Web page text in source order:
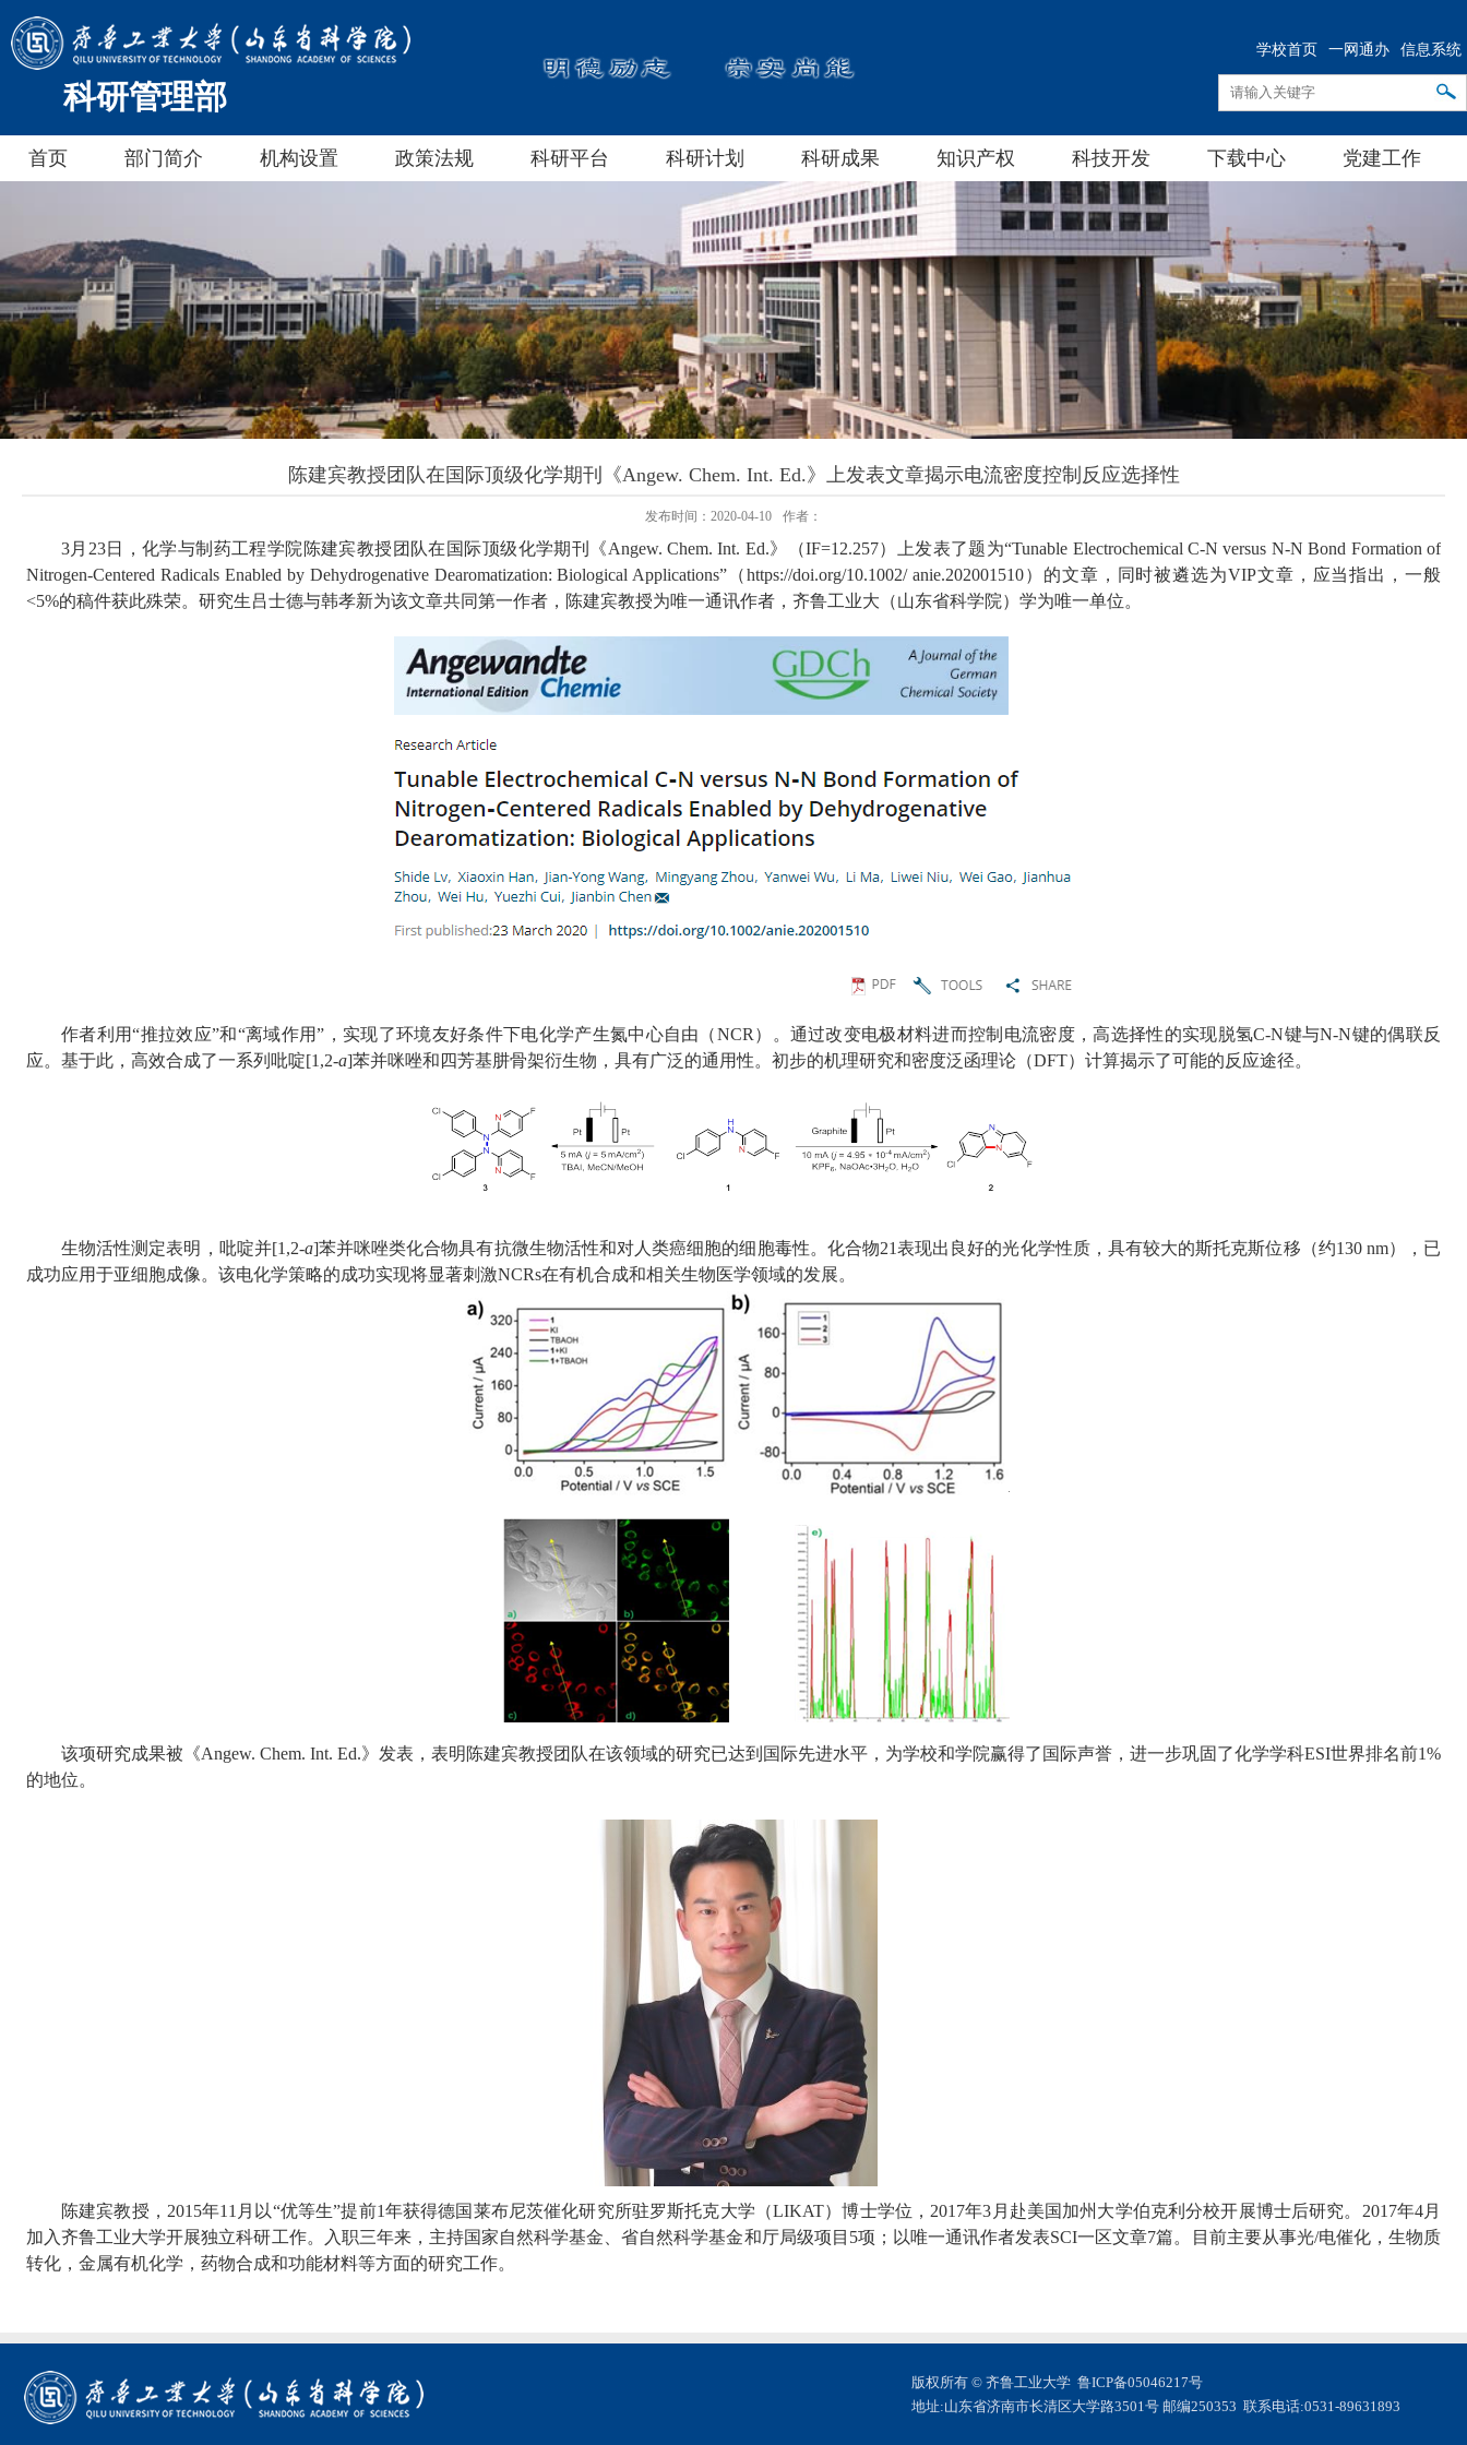
科研管理部
学校首页 一网通办 信息系统
首页 部门简介 机构设置 政策法规 科研平台 科研计划 科研成果 知识产权 科技开发 下载中心 党建工作
陈建宾教授团队在国际顶级化学期刊《Angew. Chem. Int. Ed.》上发表文章揭示电流密度控制反应选择性
发布时间：2020-04-10 作者：
3月 23日，化学与制药工程学院陈建宾教授团队在国际顶级化学期刊《Angew. Chem. Int. Ed.》（IF=12.257）上发表了题为“Tunable Electrochemical C-N versus N-N Bond Formation of
Nitrogen-Centered Radicals Enabled by Dehydrogenative Dearomatization: Biological Applications” （https://doi.org/10.1002/ anie.202001510）的文章，同时被遴选为VIP文章，应当指出，一般
<5%的稿件获此殊荣。研究生吕士德与韩孝新为该文章共同第一作者，陈建宾教授为唯一通讯作者，齐鲁工业大（山东省科学院）学为唯一单位。
作者利用“推拉效应”和“离域作用”，实现了环境友好条件下电化学产生氮中心自由（NCR ）。通过改变电极材料进而控制电流密度，高选择性的实现脱氢C-N键与N-N键的偶联反
应。基于此，高效合成了一系列吡啶[1,2-a]苯并咪唑和四芳基肼骨架衍生物，具有广泛的通用性。初步的机理研究和密度泛函理论（DFT）计算揭示了可能的反应途径。
生物活性测定表明，吡啶并[1,2-a]苯并咪唑类化合物具有抗微生物活性和对人类癌细胞的细胞毒性。化合物21表现出良好的光化学性质，具有较大的斯托克斯位移（约130 nm），已
成功应用于亚细胞成像。该电化学策略的成功实现将显著刺激NCRs在有机合成和相关生物医学领域的发展。
该项研究成果被《Angew. Chem. Int. Ed.》发表，表明陈建宾教授团队在该领域的研究已达到国际先进水平，为学校和学院赢得了国际声誉，进一步巩固了化学学科ESI世界排名前1%
的地位。
陈建宾教授， 2015年11 月以“优等生”提前1年获得德国莱布尼茨催化研究所驻罗斯托克大学（LIKAT）博士学位， 2017年3 月赴美国加州大学伯克利分校开展博士后研究。 2017年4月
加入齐鲁工业大学开展独立科研工作。入职三年来，主持国家自然科学基金、省自然科学基金和厅局级项目 5项；以唯一通讯作者发表SCI一区文章7篇。目前主要从事光/电催化，生物质
转化，金属有机化学，药物合成和功能材料等方面的研究工作。
版权所有 © 齐鲁工业大学 鲁ICP备05046217号
地址:山东省济南市长清区大学路3501号 邮编250353 联系电话:0531-89631893